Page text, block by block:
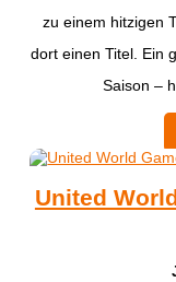
zu einem hitzigen
dort einen Titel. Ein
Saison –
United